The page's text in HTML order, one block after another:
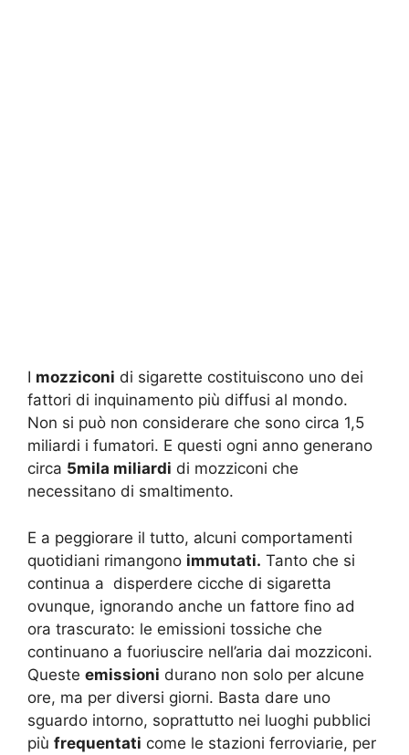
I mozziconi di sigarette costituiscono uno dei
fattori di inquinamento più diffusi al mondo.
Non si può non considerare che sono circa 1,5
miliardi i fumatori. E questi ogni anno generano
circa 5mila miliardi di mozziconi che
necessitano di smaltimento.
E a peggiorare il tutto, alcuni comportamenti
quotidiani rimangono immutati. Tanto che si
continua a disperdere cicche di sigaretta
ovunque, ignorando anche un fattore fino ad
ora trascurato: le emissioni tossiche che
continuano a fuoriuscire nell’aria dai mozziconi.
Queste emissioni durano non solo per alcune
ore, ma per diversi giorni. Basta dare uno
sguardo intorno, soprattutto nei luoghi pubblici
più frequentati come le stazioni ferroviarie, per